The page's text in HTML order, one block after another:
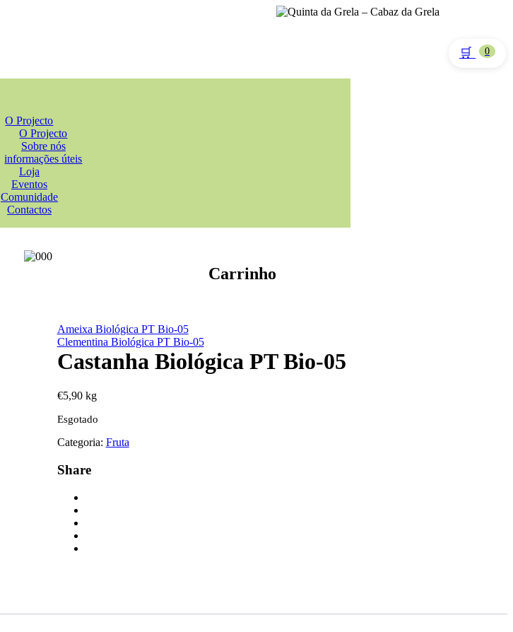
🛒 0
O Projecto
O Projecto
Sobre nós
informações úteis
Loja
Eventos
Comunidade
Contactos
Carrinho
Ameixa Biológica PT Bio-05
Clementina Biológica PT Bio-05
Castanha Biológica PT Bio-05
€5,90 kg
Esgotado
Categoria: Fruta
Share